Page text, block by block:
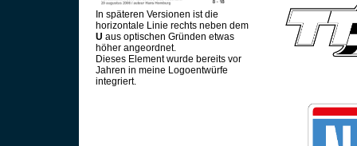
In späteren Versionen ist die
horizontale Linie rechts neben dem
U aus optischen Gründen etwas
höher angeordnet.
Dieses Element wurde bereits vor
Jahren in meine Logoentwürfe
integriert.